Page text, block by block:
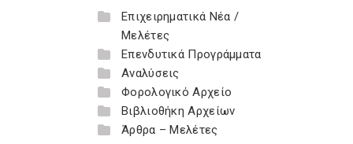
Επιχειρηματικά Νέα /
Μελέτες
Επενδυτικά Προγράμματα
Αναλύσεις
Φορολογικό Αρχείο
Βιβλιοθήκη Αρχείων
Άρθρα – Μελέτες